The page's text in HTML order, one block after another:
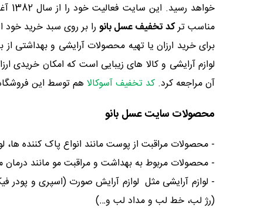
مناسب ترکد تخفیف عسل بانو را بر روی سبد خرید خود
برای خرید ارزان یا تهیه محصولات آرایشی و بهداشتی
لوازم آرایشی و کالا های زیبایی است که امکان خریدی
آن مراجعه کرد. کد تخفیف آسوکالا هم توسط این فروشگاه
محصولات سایت عسل بانو
- محصولات مراقبت از پوست مانند انواع پاک کننده
- محصولات مربوط به بهداشت و مراقبت مو مانند
- لوازم آرایشی مثل لوازم آرایش صورت (اسپری و
(رژ لب، خط لب و مداد لب و…)